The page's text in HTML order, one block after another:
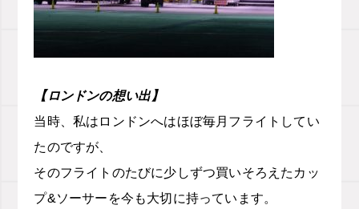
【ロンドンの想い出】
当時、私はロンドンへはほぼ毎月フライトしてい
たのですが、
そのフライトのたびに少しずつ買いそろえたカッ
プ&ソーサーを今も大切に持っています。